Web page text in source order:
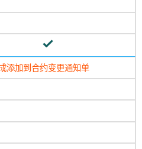
添加到合约变更通知单